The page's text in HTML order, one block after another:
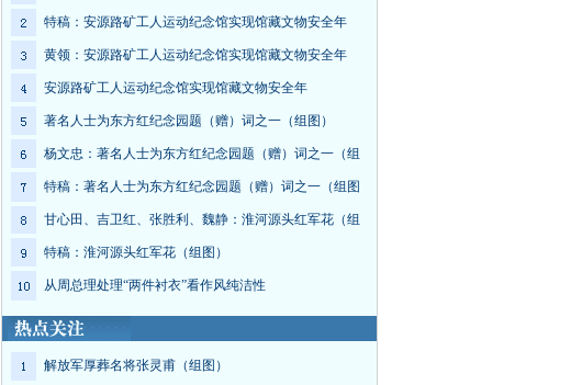
特稿：安源路矿工人运动纪念馆实现馆藏文物安全年
黄领：安源路矿工人运动纪念馆实现馆藏文物安全年
安源路矿工人运动纪念馆实现馆藏文物安全年
著名人士为东方红纪念园题（赠）词之一（组图）
杨文忠：著名人士为东方红纪念园题（赠）词之一（组
特稿：著名人士为东方红纪念园题（赠）词之一（组图
甘心田、吉卫红、张胜利、魏静：淮河源头红军花（组
特稿：淮河源头红军花（组图）
从周总理处理“两件衬衣”看作风纯洁性
解放军厚葬名将张灵甫（组图）